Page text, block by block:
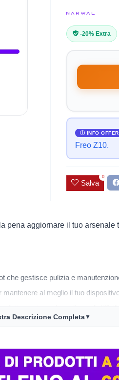
-20% Extra
Freo Z10.
Salva
0
pena aggiornare il tuo
che gestisce pulizia e
al meglio il tuo
anche agli angoli difficili.
l’utilizzo del dispositivo semplice e
è il momento giusto.
Descrizione Completa▼